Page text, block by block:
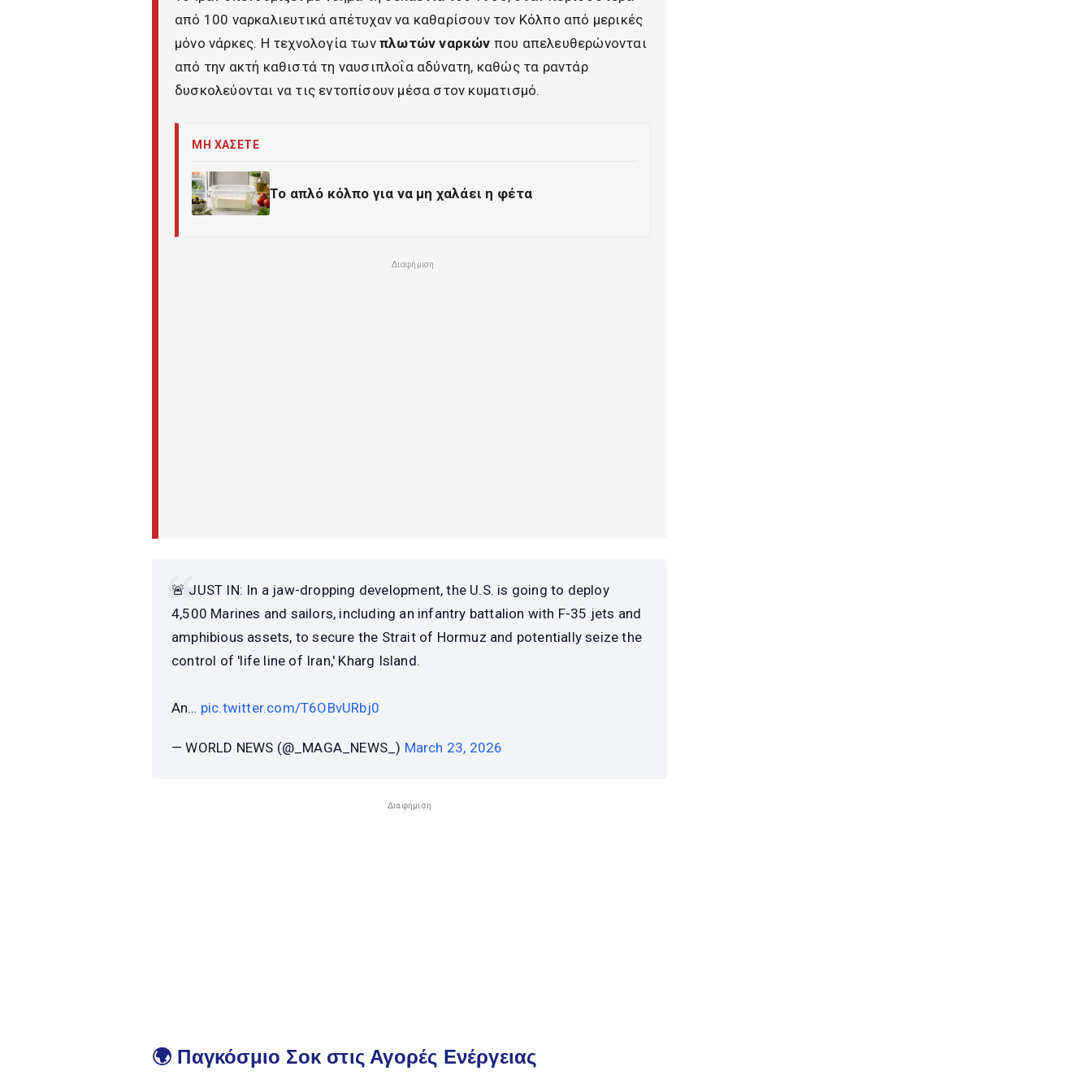
από 100 ναρκαλιευτικά απέτυχαν να καθαρίσουν τον Κόλπο από μερικές
μόνο νάρκες. Η τεχνολογία των πλωτών ναρκών που απελευθερώνονται
από την ακτή καθιστά τη ναυσιπλοΐα αδύνατη, καθώς τα ραντάρ
δυσκολεύονται να τις εντοπίσουν μέσα στον κυματισμό.
ΜΗ ΧΑΣΕΤΕ
Το απλό κόλπο για να μη χαλάει η φέτα
Διαφήμιση
🚨 JUST IN: In a jaw-dropping development, the U.S. is going to deploy
4,500 Marines and sailors, including an infantry battalion with F-35 jets and
amphibious assets, to secure the Strait of Hormuz and potentially seize the
control of 'life line of Iran,' Kharg Island.
An… pic.twitter.com/T6OBvURbj0
— WORLD NEWS (@_MAGA_NEWS_) March 23, 2026
Διαφήμιση
🌍 Παγκόσμιο Σοκ στις Αγορές Ενέργειας